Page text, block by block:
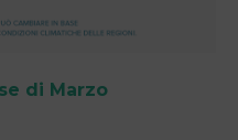
di Marzo